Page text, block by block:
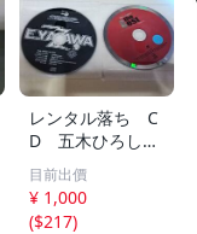
レンタル落ち C
D 五木ひろし
高橋真梨子 他
中古品
目前出價
¥ 1,000
($217)